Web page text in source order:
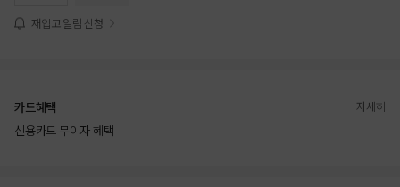
재입고 알림 신청
카드혜택
신용카드 무이자 혜택
자세히